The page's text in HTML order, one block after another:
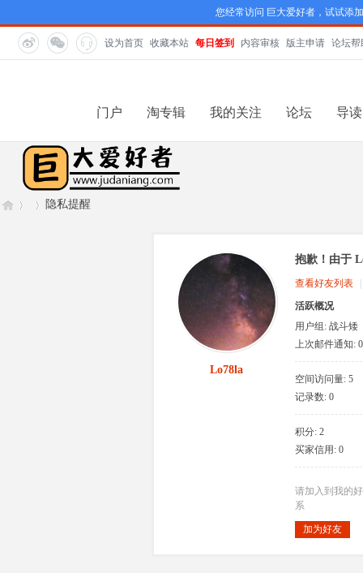
您经常访问 巨大爱好者，试试添
设为首页 收藏本站 每日签到 内容审核 版主申请 论坛帮
门户 淘专辑 我的关注 论坛 导读
隐私提醒
Lo78la
抱歉！由于
查看好友列表
活跃概况
用户组: 战斗矮
人
上次邮件通知: 0
空间访问量: 5
记录数: 0
积分: 2
买家信用: 0
请加入到我的
系
加为好友